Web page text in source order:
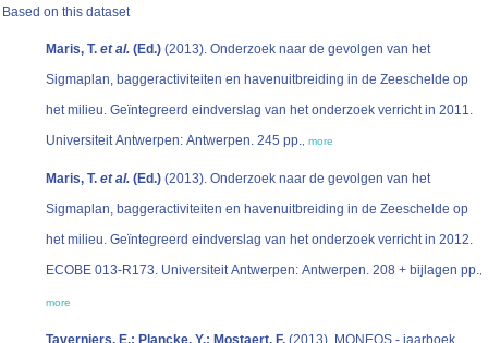
Based on this dataset
Maris, T. et al. (Ed.) (2013). Onderzoek naar de gevolgen van het
Sigmaplan, baggeractiviteiten en havenuitbreiding in de Zeeschelde op
het milieu. Geïntegreerd eindverslag van het onderzoek verricht in 2011.
Universiteit Antwerpen: Antwerpen. 245 pp., more
Maris, T. et al. (Ed.) (2013). Onderzoek naar de gevolgen van het
Sigmaplan, baggeractiviteiten en havenuitbreiding in de Zeeschelde op
het milieu. Geïntegreerd eindverslag van het onderzoek verricht in 2012.
ECOBE 013-R173. Universiteit Antwerpen: Antwerpen. 208 + bijlagen pp.,
more